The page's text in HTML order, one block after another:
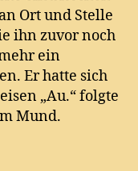
Ort und Stelle
ihn zuvor noch
ein
Er hatte sich
„Au.“ folgte
Mund.